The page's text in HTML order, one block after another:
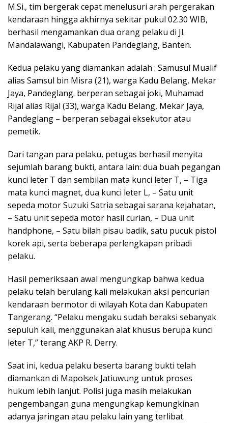
M.Si., tim bergerak cepat menelusuri arah pergerakan
kendaraan hingga akhirnya sekitar pukul 02.30 WIB,
berhasil mengamankan dua orang pelaku di Jl.
Mandalawangi, Kabupaten Pandeglang, Banten.
Kedua pelaku yang diamankan adalah : Samusul Mualif
alias Samsul bin Misra (21), warga Kadu Belang, Mekar
Jaya, Pandeglang. berperan sebagai joki, Muhamad
Rijal alias Rijal (33), warga Kadu Belang, Mekar Jaya,
Pandeglang – berperan sebagai eksekutor atau
pemetik.
Dari tangan para pelaku, petugas berhasil menyita
sejumlah barang bukti, antara lain: dua buah pegangan
kunci leter T dan sembilan mata kunci leter T, – Tiga
mata kunci magnet, dua kunci leter L, – Satu unit
sepeda motor Suzuki Satria sebagai sarana kejahatan,
– Satu unit sepeda motor hasil curian, – Dua unit
handphone, – Satu bilah pisau badik, satu pucuk pistol
korek api, serta beberapa perlengkapan pribadi
pelaku.
Hasil pemeriksaan awal mengungkap bahwa kedua
pelaku telah berulang kali melakukan aksi pencurian
kendaraan bermotor di wilayah Kota dan Kabupaten
Tangerang. “Pelaku mengaku sudah beraksi sebanyak
sepuluh kali, menggunakan alat khusus berupa kunci
leter T,” terang AKP R. Derry.
Saat ini, kedua pelaku beserta barang bukti telah
diamankan di Mapolsek Jatiuwung untuk proses
hukum lebih lanjut. Polisi juga masih melakukan
pengembangan guna mengungkap kemungkinan
adanya jaringan atau pelaku lain yang terlibat.